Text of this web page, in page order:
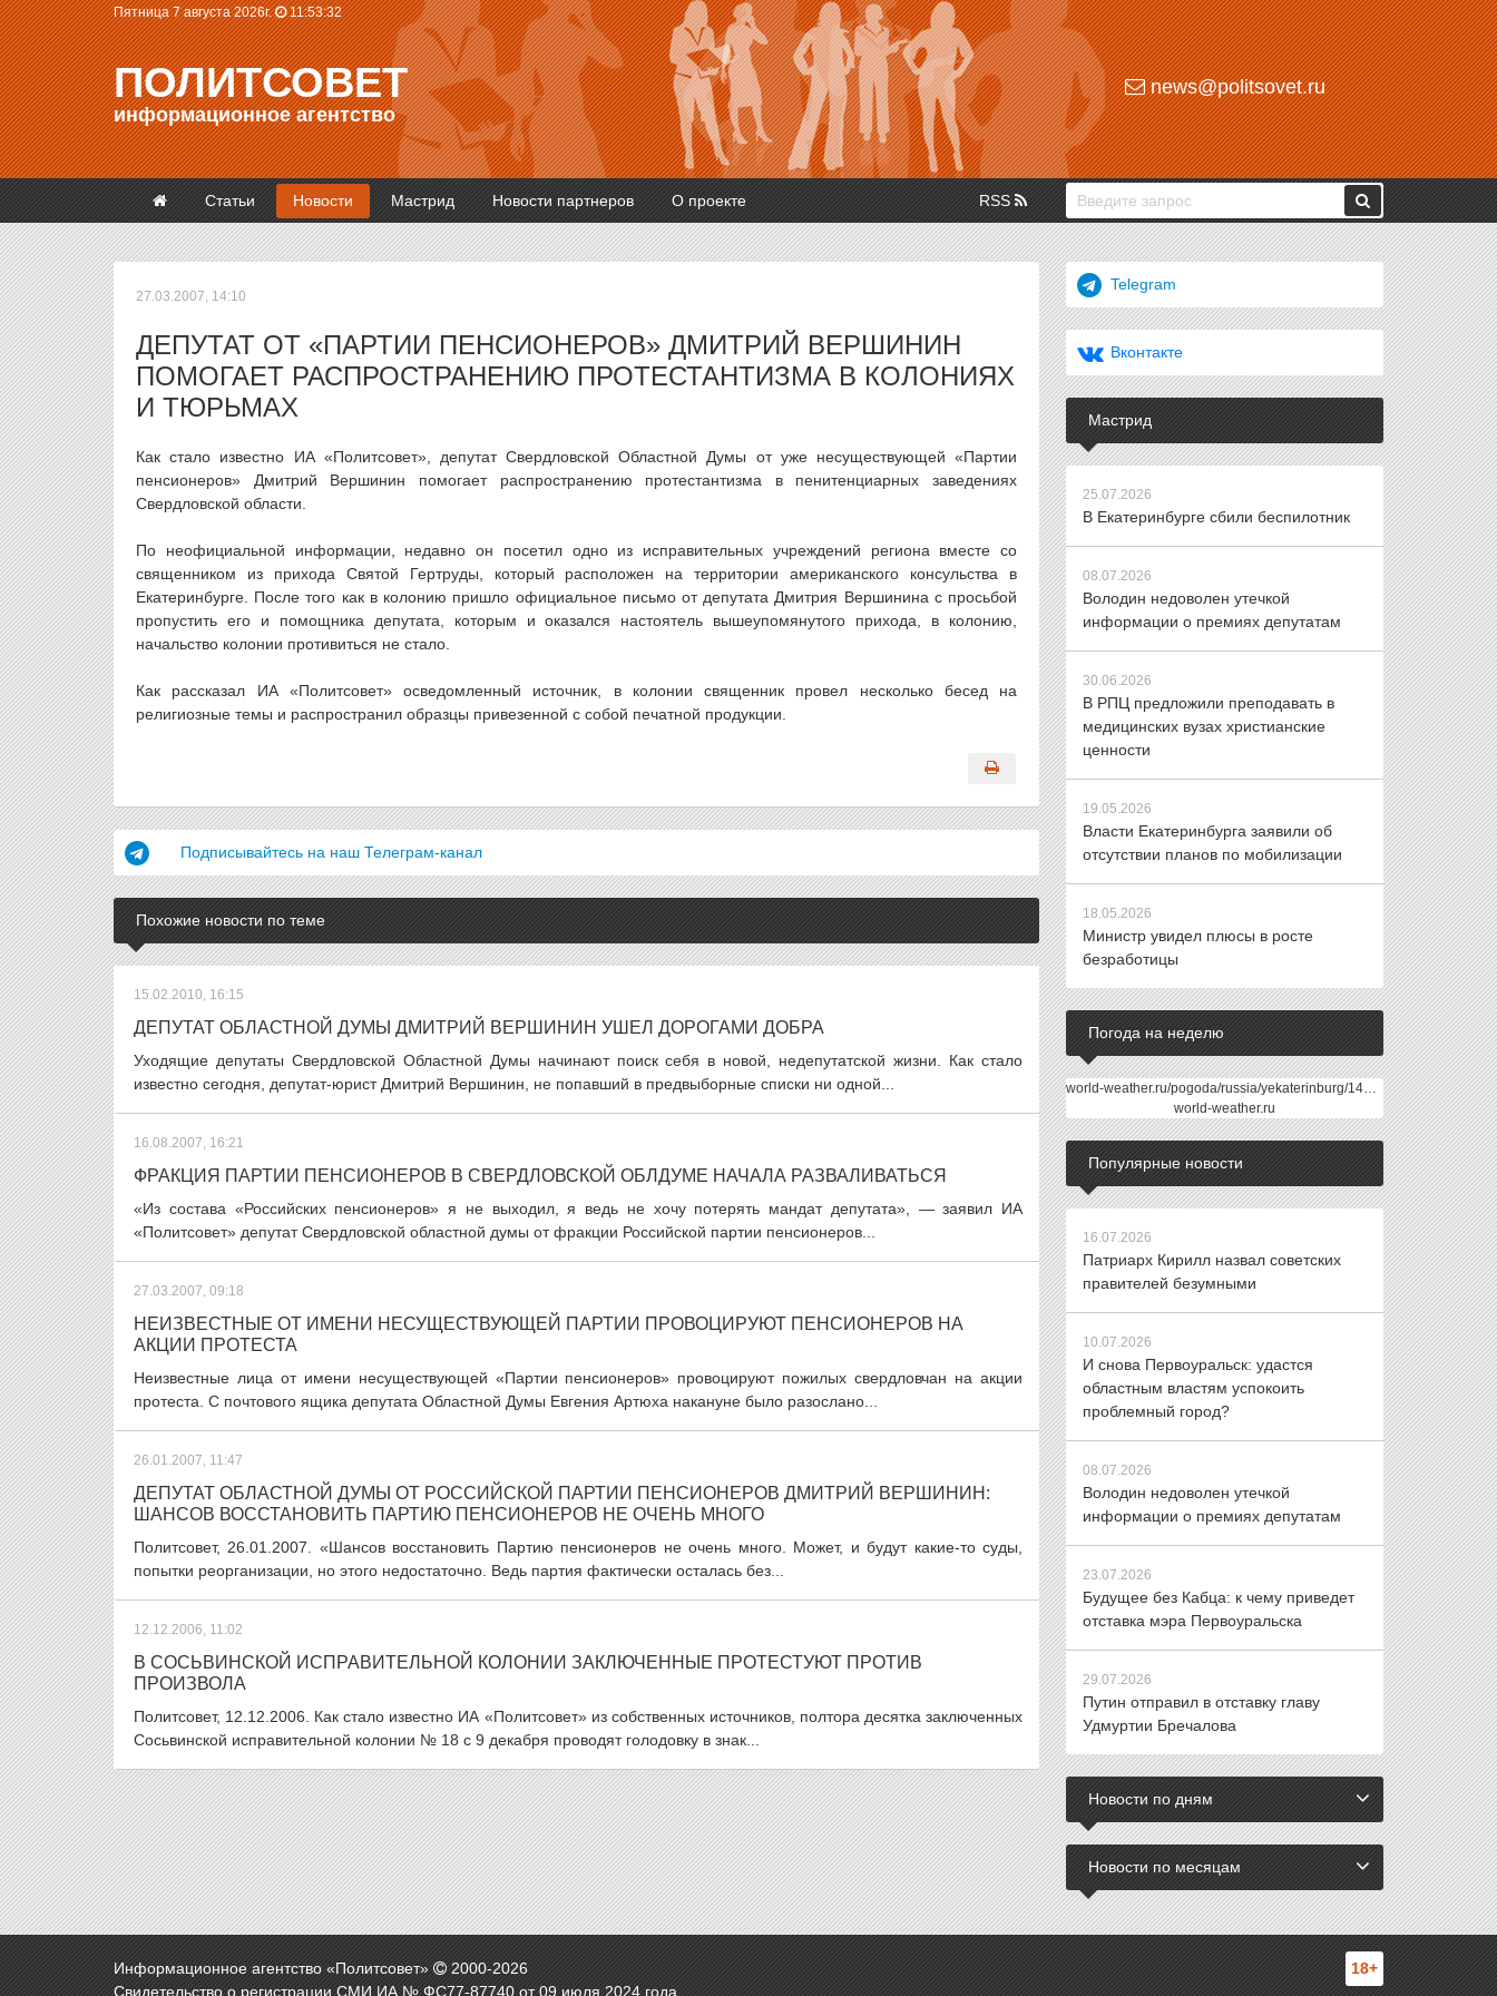
Пятница 7 августа 2026г. 11:53:32
ПОЛИТСОВЕТ
информационное агентство
news@politsovet.ru
Статьи Новости Мастрид Новости партнеров О проекте RSS
27.03.2007, 14:10
ДЕПУТАТ ОТ «ПАРТИИ ПЕНСИОНЕРОВ» ДМИТРИЙ ВЕРШИНИН
ПОМОГАЕТ РАСПРОСТРАНЕНИЮ ПРОТЕСТАНТИЗМА В КОЛОНИЯХ
И ТЮРЬМАХ
Как стало известно ИА «Политсовет», депутат Свердловской Областной Думы от уже несуществующей «Партии
пенсионеров» Дмитрий Вершинин помогает распространению протестантизма в пенитенциарных заведениях
Свердловской области.
По неофициальной информации, недавно он посетил одно из исправительных учреждений региона вместе со
священником из прихода Святой Гертруды, который расположен на территории американского консульства в
Екатеринбурге. После того как в колонию пришло официальное письмо от депутата Дмитрия Вершинина с просьбой
пропустить его и помощника депутата, которым и оказался настоятель вышеупомянутого прихода, в колонию,
начальство колонии противиться не стало.
Как рассказал ИА «Политсовет» осведомленный источник, в колонии священник провел несколько бесед на
религиозные темы и распространил образцы привезенной с собой печатной продукции.
Подписывайтесь на наш Телеграм-канал
Похожие новости по теме
15.02.2010, 16:15
ДЕПУТАТ ОБЛАСТНОЙ ДУМЫ ДМИТРИЙ ВЕРШИНИН УШЕЛ ДОРОГАМИ ДОБРА
Уходящие депутаты Свердловской Областной Думы начинают поиск себя в новой, недепутатской жизни. Как стало
известно сегодня, депутат-юрист Дмитрий Вершинин, не попавший в предвыборные списки ни одной...
16.08.2007, 16:21
ФРАКЦИЯ ПАРТИИ ПЕНСИОНЕРОВ В СВЕРДЛОВСКОЙ ОБЛДУМЕ НАЧАЛА РАЗВАЛИВАТЬСЯ
«Из состава «Российских пенсионеров» я не выходил, я ведь не хочу потерять мандат депутата», — заявил ИА
«Политсовет» депутат Свердловской областной думы от фракции Российской партии пенсионеров...
27.03.2007, 09:18
НЕИЗВЕСТНЫЕ ОТ ИМЕНИ НЕСУЩЕСТВУЮЩЕЙ ПАРТИИ ПРОВОЦИРУЮТ ПЕНСИОНЕРОВ НА
АКЦИИ ПРОТЕСТА
Неизвестные лица от имени несуществующей «Партии пенсионеров» провоцируют пожилых свердловчан на акции
протеста. С почтового ящика депутата Областной Думы Евгения Артюха накануне было разослано...
26.01.2007, 11:47
ДЕПУТАТ ОБЛАСТНОЙ ДУМЫ ОТ РОССИЙСКОЙ ПАРТИИ ПЕНСИОНЕРОВ ДМИТРИЙ ВЕРШИНИН:
ШАНСОВ ВОССТАНОВИТЬ ПАРТИЮ ПЕНСИОНЕРОВ НЕ ОЧЕНЬ МНОГО
Политсовет, 26.01.2007. «Шансов восстановить Партию пенсионеров не очень много. Может, и будут какие-то суды,
попытки реорганизации, но этого недостаточно. Ведь партия фактически осталась без...
12.12.2006, 11:02
В СОСЬВИНСКОЙ ИСПРАВИТЕЛЬНОЙ КОЛОНИИ ЗАКЛЮЧЕННЫЕ ПРОТЕСТУЮТ ПРОТИВ
ПРОИЗВОЛА
Политсовет, 12.12.2006. Как стало известно ИА «Политсовет» из собственных источников, полтора десятка заключенных
Сосьвинской исправительной колонии № 18 с 9 декабря проводят голодовку в знак...
Telegram
Вконтакте
Мастрид
25.07.2026
В Екатеринбурге сбили беспилотник
08.07.2026
Володин недоволен утечкой
информации о премиях депутатам
30.06.2026
В РПЦ предложили преподавать в
медицинских вузах христианские
ценности
19.05.2026
Власти Екатеринбурга заявили об
отсутствии планов по мобилизации
18.05.2026
Министр увидел плюсы в росте
безработицы
Погода на неделю
world-weather.ru/pogoda/russia/yekaterinburg/14days/
world-weather.ru
Популярные новости
16.07.2026
Патриарх Кирилл назвал советских
правителей безумными
10.07.2026
И снова Первоуральск: удастся
областным властям успокоить
проблемный город?
08.07.2026
Володин недоволен утечкой
информации о премиях депутатам
23.07.2026
Будущее без Кабца: к чему приведет
отставка мэра Первоуральска
29.07.2026
Путин отправил в отставку главу
Удмуртии Бречалова
Новости по дням
Новости по месяцам
Информационное агентство «Политсовет» 2000-2026
Свидетельство о регистрации СМИ ИА № ФС77-87740 от 09 июля 2024 года.
18+